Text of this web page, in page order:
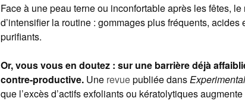
Face à une peau terne ou inconfortable après les fêtes,
d’intensifier la routine : gommages plus fréquents,
purifiants.
Or, vous vous en doutez : sur une barrière déjà
contre-productive. Une revuepubliée dans
que l’excès d’actifs exfoliants ou kératolytiques